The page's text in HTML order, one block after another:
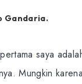
Gandaria.
saya
Mungkin